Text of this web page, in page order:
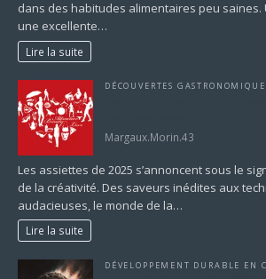
dans des habitudes alimentaires peu saines.
une excellente…
Lire la suite
DÉCOUVERTES
Margaux.Morin.43
Les assiettes de 2025 s’annoncent sous le
de la créativité. Des saveurs inédites aux
audacieuses, le monde de la…
Lire la suite
DÉVELOPPEMENT DURABLE EN